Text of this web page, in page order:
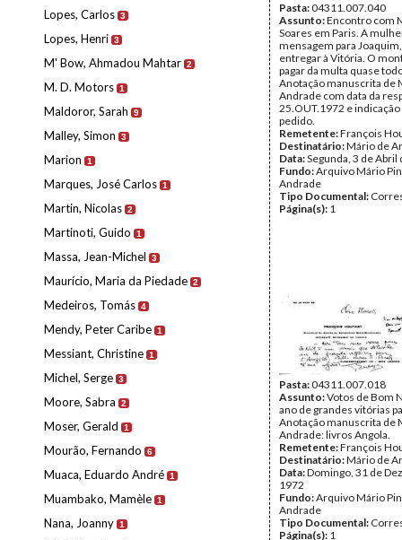
Lopes, Carlos 3
Lopes, Henri 3
M' Bow, Ahmadou Mahtar 2
M. D. Motors 1
Maldoror, Sarah 9
Malley, Simon 3
Marion 1
Marques, José Carlos 1
Martin, Nicolas 2
Martinoti, Guido 1
Massa, Jean-Michel 3
Maurício, Maria da Piedade 2
Medeiros, Tomás 4
Mendy, Peter Caribe 1
Messiant, Christine 1
Michel, Serge 3
Moore, Sabra 2
Moser, Gerald 1
Mourão, Fernando 6
Muaca, Eduardo André 1
Muambako, Mamèle 1
Nana, Joanny 1
Pasta:04311.007.040
Assunto:Encontro com
Soares em Paris. A
mensagem para
entregar à Vitória. O
pagar da multa quase
Anotação manuscrita de
Andrade com data da
25.OUT.1972 e
pedido.
Remetente:François
Destinatário:Mário de
Data:Segunda, 3 de Abril
Fundo:Arquivo Mário
Andrade
Tipo Documental:
Página(s): 1
Pasta:04311.007.018
Assunto:Votos de Bom
ano de grandes vitórias
Anotação manuscrita de
Andrade: livros Angola.
Remetente:François
Destinatário:Mário de
Data:Domingo, 31 de
1972
Fundo:Arquivo Mário
Andrade
Tipo Documental:
Página(s): 1